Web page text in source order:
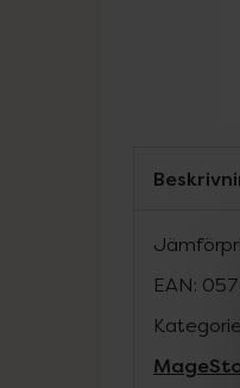
EAN:
Mage